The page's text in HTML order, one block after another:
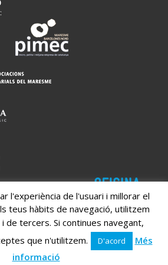
l'experiència de l'usuari i millorar el
teus hàbits de navegació, utilitzem
de tercers. Si continues navegant,
que n'utilitzem.
D'acord
Més
informació